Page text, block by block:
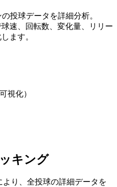
投球データを詳細分析。
球速、回転数、変化量、リリー
ます。
視化）
キング
より、全投球の詳細データを